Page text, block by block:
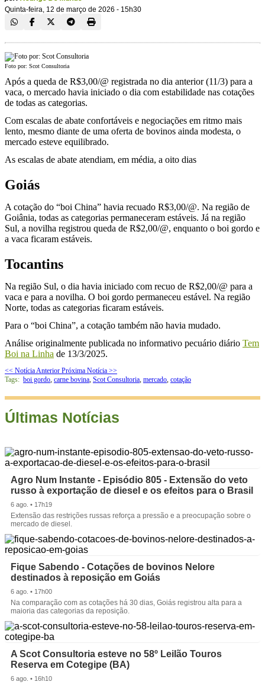
Quinta-feira, 12 de março de 2026 - 15h30
Foto por: Scot Consultoria
Após a queda de R$3,00/@ registrada no dia anterior (11/3) para a
vaca, o mercado havia iniciado o dia com estabilidade nas cotações
de todas as categorias.
Com escalas de abate confortáveis e negociações em ritmo mais
lento, mesmo diante de uma oferta de bovinos ainda modesta, o
mercado esteve equilibrado.
As escalas de abate atendiam, em média, a oito dias
Goiás
A cotação do “boi China” havia recuado R$3,00/@. Na região de
Goiânia, todas as categorias permaneceram estáveis. Já na região
Sul, a novilha registrou queda de R$2,00/@, enquanto o boi gordo e
a vaca ficaram estáveis.
Tocantins
Na região Sul, o dia havia iniciado com recuo de R$2,00/@ para a
vaca e para a novilha. O boi gordo permaneceu estável. Na região
Norte, todas as categorias ficaram estáveis.
Para o “boi China”, a cotação também não havia mudado.
Análise originalmente publicada no informativo pecuário diário Tem
Boi na Linha de 13/3/2025.
<< Notícia Anterior Próxima Notícia >>
Tags: boi gordo carne bovina Scot Consultoria mercado cotação
Últimas Notícias
Agro Num Instante - Episódio 805 - Extensão do veto
russo à exportação de diesel e os efeitos para o Brasil
6 ago. • 17h19
Extensão das restrições russas reforça a pressão e a preocupação sobre o
mercado de diesel.
Fique Sabendo - Cotações de bovinos Nelore
destinados à reposição em Goiás
6 ago. • 17h00
Na comparação com as cotações há 30 dias, Goiás registrou alta para a
maioria das categorias da reposição.
A Scot Consultoria esteve no 58º Leilão Touros
Reserva em Cotegipe (BA)
6 ago. • 16h10